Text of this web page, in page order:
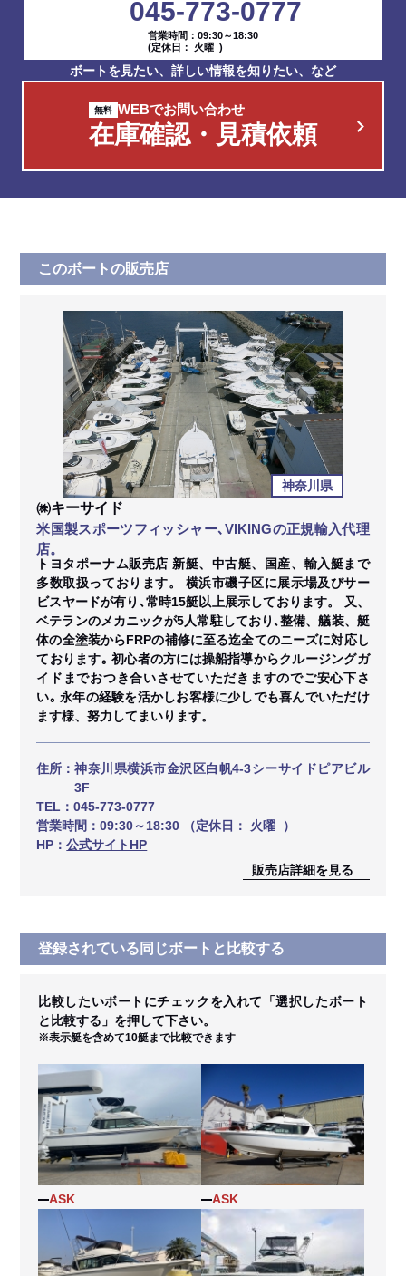
045-773-0777
営業時間：09:30～18:30
(定休日： 火曜 )
ボートを見たい、詳しい情報を知りたい、など
WEBでお問い合わせ
在庫確認・見積依頼
このボートの販売店
神奈川県
㈱キーサイド
米国製スポーツフィッシャー､VIKINGの正規輸入代理
店。
トヨタポーナム販売店 新艇、中古艇、国産、輸入艇まで
多数取扱っております。 横浜市磯子区に展示場及びサー
ビスヤードが有り､常時15艇以上展示しております。 又、
ベテランのメカニックが5人常駐しており､整備、艤装、艇
体の全塗装からFRPの補修に至る迄全てのニーズに対応し
ております｡ 初心者の方には操船指導からクルージングガ
イドまでおつき合いさせていただきますのでご安心下さ
い｡ 永年の経験を活かしお客様に少しでも喜んでいただけ
ます様、努力してまいります。
住所：神奈川県横浜市金沢区白帆4-3シーサイドピアビル
3F
TEL：045-773-0777
営業時間：09:30～18:30 （定休日： 火曜 ）
HP：公式サイトHP
販売店詳細を見る
登録されている同じボートと比較する
比較したいボートにチェックを入れて「選択したボート
と比較する」を押して下さい。
※表示艇を含めて10艇まで比較できます
ASK ASK